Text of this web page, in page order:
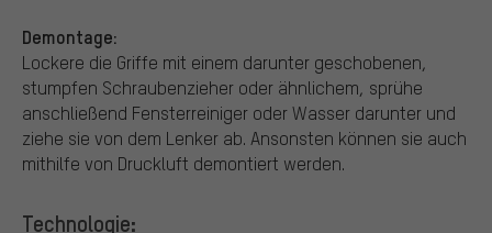
Demontage:
Lockere die Griffe mit einem darunter geschobenen,
stumpfen Schraubenzieher oder ähnlichem, sprühe
anschließend Fensterreiniger oder Wasser darunter und
ziehe sie von dem Lenker ab. Ansonsten können sie auch
mithilfe von Druckluft demontiert werden.
Technologie: